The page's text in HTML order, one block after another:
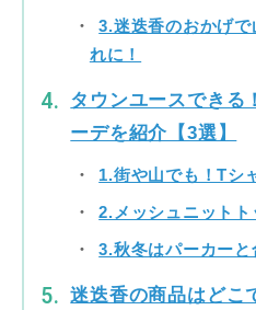
3.迷迭香のおかげ
れに！
タウンユースできる
ーデを紹介【3選】
1.街や山でも！Tシ
2.メッシュニットト
3.秋冬はパーカーと
迷迭香の商品はどこ